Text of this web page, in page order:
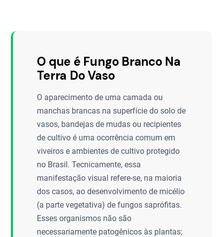
O que é Fungo Branco Na
Terra Do Vaso
O aparecimento de uma camada ou
manchas brancas na superfície do solo de
vasos, bandejas de mudas ou recipientes
de cultivo é uma ocorrência comum em
viveiros e ambientes de cultivo protegido
no Brasil. Tecnicamente, essa
manifestação visual refere-se, na maioria
dos casos, ao desenvolvimento de micélio
(a parte vegetativa) de fungos saprófitas.
Esses organismos não são
necessariamente patogênicos às plantas;